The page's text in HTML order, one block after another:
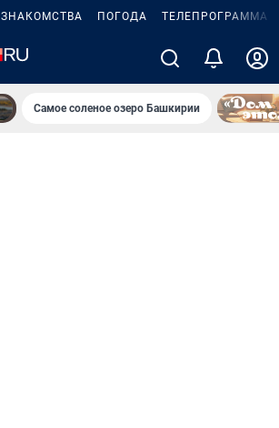
ЗНАКОМСТВА ПОГОДА ТЕЛЕПРОГРАММА
Самое соленое озеро Башкирии